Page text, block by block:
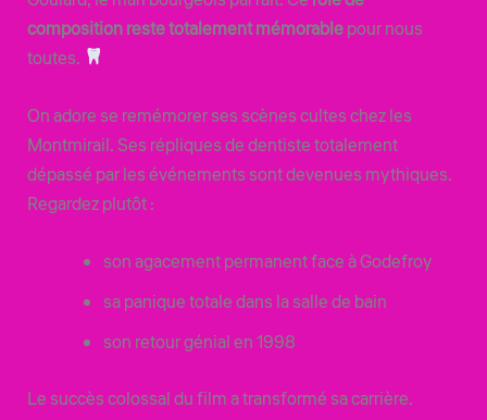
composition reste totalement mémorablepour nous
toutes.
On adore se remémorer ses scènes cultes chez les
Montmirail. Ses répliques de dentiste totalement
dépassé par les événements sont devenues mythiques.
Regardez plutôt :
son agacement permanent face à Godefroy
sa panique totale dans la salle de bain
son retour génial en 1998
Le succès colossal du film a transformé sa carrière.